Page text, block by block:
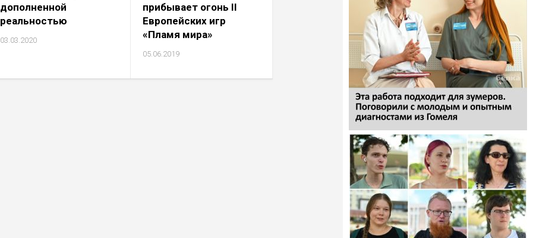
дополненной
реальностью
03.03.2020
прибывает огонь II
Европейских игр
«Пламя мира»
05.06.2019